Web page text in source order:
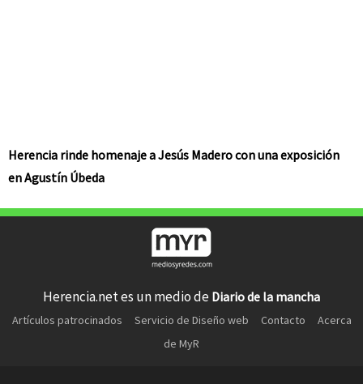
Herencia rinde homenaje a Jesús Madero con una exposición
en Agustín Úbeda
Herencia.net es un medio de Diario de la mancha
Artículos patrocinados Servicio de Diseño web Contacto
Acerca
de MyR